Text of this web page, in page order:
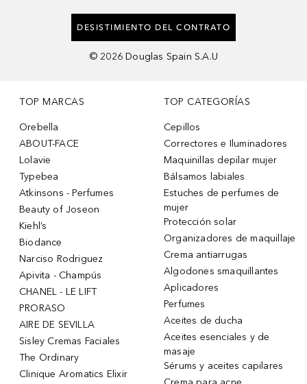
DESISTIMIENTO DEL CONTRATO
© 2026 Douglas Spain S.A.U
TOP MARCAS
Orebella
ABOUT-FACE
Lolavie
Typebea
Atkinsons - Perfumes
Beauty of Joseon
Kiehl’s
Biodance
Narciso Rodriguez
Apivita - Champús
CHANEL - LE LIFT
PRORASO
AIRE DE SEVILLA
Sisley Cremas Faciales
The Ordinary
Clinique Aromatics Elixir
TOP CATEGORÍAS
Cepillos
Correctores e Iluminadores
Maquinillas depilar mujer
Bálsamos labiales
Estuches de perfumes de
mujer
Protección solar
Organizadores de maquillaje
Crema antiarrugas
Algodones smaquillantes
Aplicadores
Perfumes
Aceites de ducha
Aceites esenciales y de
masaje
Sérums y aceites capilares